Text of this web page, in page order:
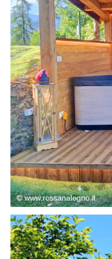
STRUTTURA
LARICE,